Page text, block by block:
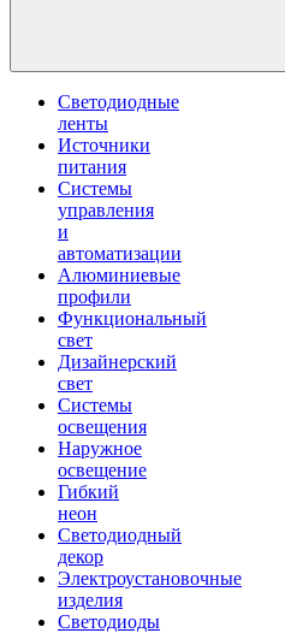
Светодиодные
ленты
Источники
питания
Системы
управления
и
автоматизации
Алюминиевые
профили
Функциональный
свет
Дизайнерский
свет
Системы
освещения
Наружное
освещение
Гибкий
неон
Светодиодный
декор
Электроустановочные
изделия
Светодиоды